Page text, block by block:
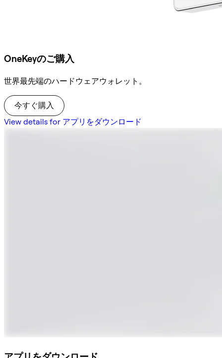
OneKeyのご購入
世界最先端のハードウェアウォレット。
今すぐ購入
View details for アプリをダウンロード